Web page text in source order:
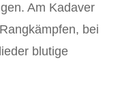
Am Kadaver
bei
blutige